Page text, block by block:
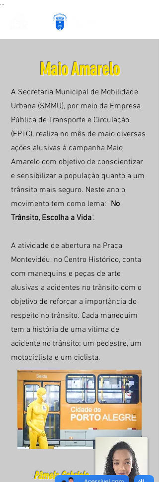
Maio Amarelo
A Secretaria Municipal de Mobilidade
Urbana (SMMU), por meio da Empresa
Pública de Transporte e Circulação
(EPTC), realiza no mês de maio diversas
ações alusivas à campanha Maio
Amarelo com objetivo de conscientizar
e sensibilizar a população quanto a um
trânsito mais seguro. Neste ano o
movimento tem como lema: "No
Trânsito, Escolha a Vida".
A atividade de abertura na Praça
Montevidéu, no Centro Histórico, conta
com manequins e peças de arte
alusivas a acidentes no trânsito com o
objetivo de reforçar a importância do
respeito no trânsito. Cada manequim
tem a história de uma vítima de
acidente no trânsito: um pedestre, um
motociclista e um ciclista.
Pâmela Gabriele